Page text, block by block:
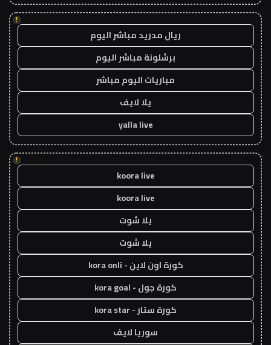
!
ريال مدريد مباشر اليوم
برشلونة مباشر اليوم
مباريات اليوم مباشر
يلا لايف
yalla live
!
koora live
koora live
يلا شوت
يلا شوت
كورة اون لاين - kora onli
كورة جول - kora goal
كورة ستار - kora star
سوريا لايف